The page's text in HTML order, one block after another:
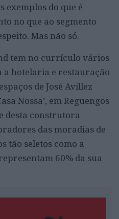
exemplos do que é
no que ao segmento
Mas não só.
tem no currículo vários
hotelaria e restauração
de José Avillez
Nossa’, em Reguengos
desta construtora
das moradias de
tão seletos como a
60% da sua